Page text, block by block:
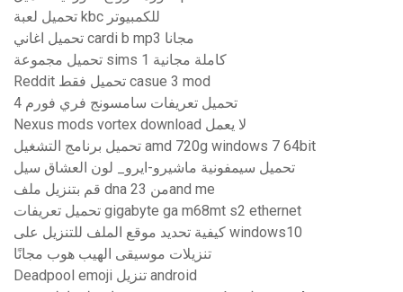
تحميل لعبة kbc للكمبيوتر
تحميل اغاني cardi b mp3 مجانا
تحميل مجموعة sims 1 كاملة مجانية
Reddit تحميل فقط casue 3 mod
تحميل تعريفات سامسونج فري فورم 4
Nexus mods vortex download لا يعمل
تحميل برنامج التشغيل amd 720g windows 7 64bit
تحميل سيمفونية ماشيرو-ايرو_ لون العشاق سيل
قم بتنزيل ملف dna من 23and me
تحميل تعريفات gigabyte ga m68mt s2 ethernet
كيفية تحديد موقع الملف للتنزيل على windows10
تنزيلات موسيقى الهيب هوب مجانًا
Deadpool emoji تنزيل android